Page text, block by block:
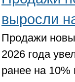
выросли
Продажи
2026 года
ранее на 10%